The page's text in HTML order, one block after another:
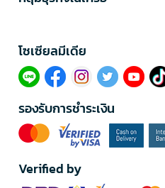
โซเซียลมีเดีย​
รองรับการชำระเงิน
Verified by